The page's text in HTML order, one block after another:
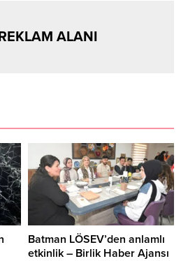
ALANI
Batman LÖSEV’den anlamlı
etkinlik – Birlik Haber Ajansı